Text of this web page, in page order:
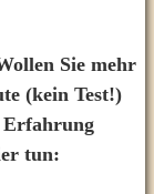
Sie mehr
(kein Test!)
Erfahrung
tun: